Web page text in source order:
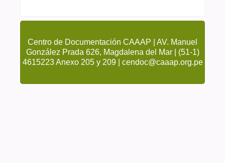
Centro de Documentación CAAAP | AV. Manuel
González Prada 626, Magdalena del Mar | (51-1)
4615223 Anexo 205 y 209 | cendoc@caaap.org.pe